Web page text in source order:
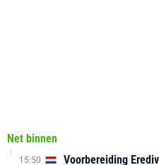
Net binnen
15:50 Voorbereiding